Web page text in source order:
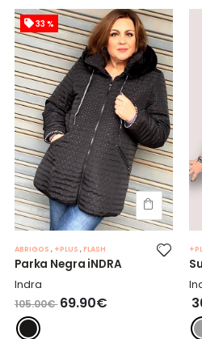
33 %
ABRIGOS , +PLUS ,FLASH
Parka Negra iNDRA
Indra
105.00€ 69.90€